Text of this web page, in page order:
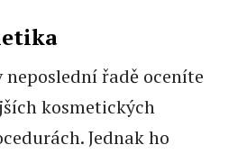
řadě oceníte
kosmetických
Jednak ho